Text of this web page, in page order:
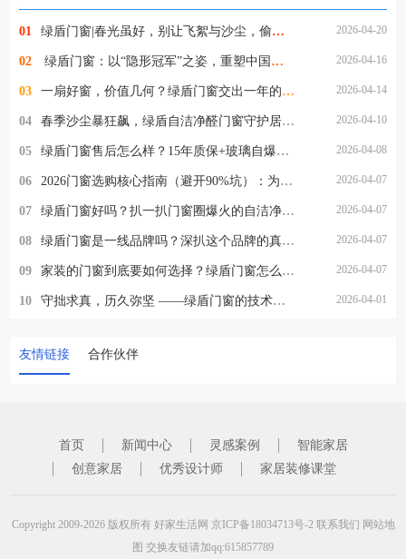
01 绿盾门窗|春光虽好，别让飞絮与沙尘，偷走家人的健康 2026-04-20
02 ​ 绿盾门窗：以“隐形冠军”之姿，重塑中国高端门窗新格局 2026-04-16
03 一扇好窗，价值几何？绿盾门窗交出一年的使用答卷 2026-04-14
04 春季沙尘暴狂飙，绿盾自洁净醛门窗守护居家清净 2026-04-10
05 绿盾门窗售后怎么样？15年质保+玻璃自爆全赔，这保障够硬核！ 2026-04-08
06 2026门窗选购核心指南（避开90%坑）：为什么懂行的人都选绿盾门窗？ 2026-04-07
07 绿盾门窗好吗？扒一扒门窗圈爆火的自洁净醛，到底值不值得选 2026-04-07
08 绿盾门窗是一线品牌吗？深扒这个品牌的真实段位 2026-04-07
09 家装的门窗到底要如何选择？绿盾门窗怎么样？ 2026-04-07
10 守拙求真，历久弥坚 ——绿盾门窗的技术突围与品质坚守 2026-04-01
友情链接 合作伙伴
首页 新闻中心 灵感案例
智能家居
创意家居
优秀设计师 家居装修课堂
Copyright 2009-2026 版权所有 好家生活网 京ICP备18034713号-2 联系我们 网站地
图 交换友链请加qq:615857789